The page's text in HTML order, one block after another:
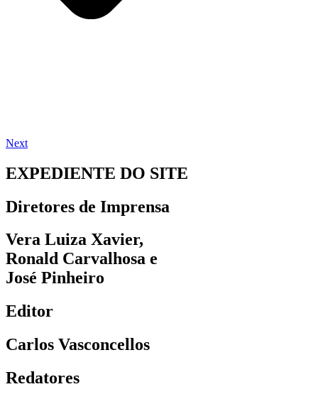
Next
EXPEDIENTE DO SITE
Diretores de Imprensa
Vera Luiza Xavier,
Ronald Carvalhosa e
José Pinheiro
Editor
Carlos Vasconcellos
Redatores